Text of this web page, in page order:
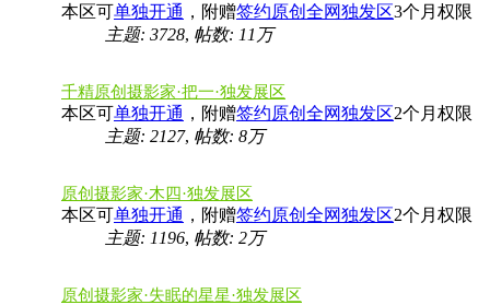
本区可单独开通 ，附赠签约原创全网独发区3个月权限
主题: 3728, 帖数: 11万
千精原创摄影家·把一·独发展区
本区可单独开通 ，附赠签约原创全网独发区2个月权限
主题: 2127, 帖数: 8万
原创摄影家·木四·独发展区
本区可单独开通 ，附赠签约原创全网独发区2个月权限
主题: 1196, 帖数: 2万
原创摄影家·失眠的星星·独发展区